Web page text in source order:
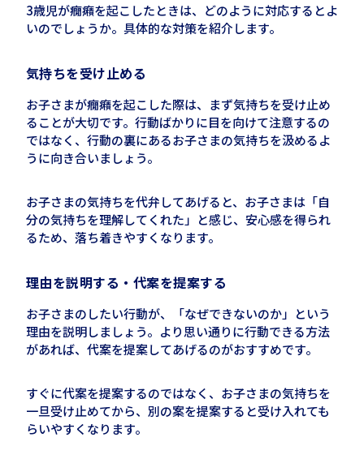
3歳児が癇癪を起こしたときは、どのように対応するとよ
いのでしょうか。具体的な対策を紹介します。
気持ちを受け止める
お子さまが癇癪を起こした際は、まず気持ちを受け止め
ることが大切です。行動ばかりに目を向けて注意するの
ではなく、行動の裏にあるお子さまの気持ちを汲めるよ
うに向き合いましょう。
お子さまの気持ちを代弁してあげると、お子さまは「自
分の気持ちを理解してくれた」と感じ、安心感を得られ
るため、落ち着きやすくなります。
理由を説明する・代案を提案する
お子さまのしたい行動が、「なぜできないのか」という
理由を説明しましょう。より思い通りに行動できる方法
があれば、代案を提案してあげるのがおすすめです。
すぐに代案を提案するのではなく、お子さまの気持ちを
一旦受け止めてから、別の案を提案すると受け入れても
らいやすくなります。